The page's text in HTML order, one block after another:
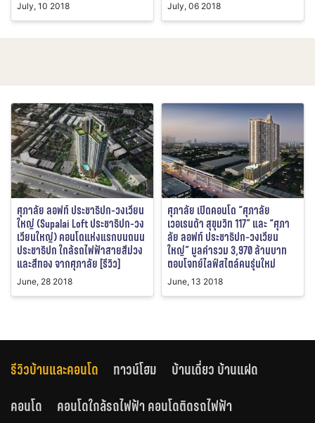
July, 10 2018 July, 06 2018
ศุภาลัย ลอฟท์ ประชาธิปก-วงเวียน
ใหญ่ (Supalai Loft ประชาธิปก-วง
เวียนใหญ่) คอนโดแห่งแรกบนถนน
ประชาธิปก ใกล้รถไฟฟ้าสายสีม่วง
และสีทอง จากศุภาลัย [รีวิว]
June, 28 2018
ศุภาลัย เปิดคอนโด “ศุภาลัย
เวอเรนด้า สุขุมวิท 117” และ “ศุภา
ลัย ลอฟท์ ประชาธิปก-วงเวียน
ใหญ่” มูลค่ารวม 3,970 ล้านบาท
ตอบโจทย์ไลฟ์สไตล์คนรุ่นใหม่
June, 13 2018
รีวิวบ้านและคอนโด ทาวน์โฮม
บ้านเดี่ยว บ้านแฝด
คอนโด
คอนโดใกล้รถไฟฟ้า คอนโดติดรถไฟฟ้า